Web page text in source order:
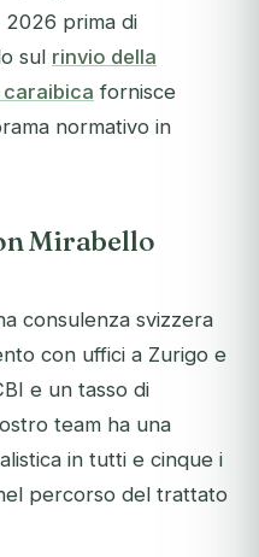
2026 prima di
sul rinvio della
caraibica fornisce
normativo in
Mirabello
consulenza svizzera
con uffici a Zurigo e
e un tasso di
team ha una
in tutti e cinque i
percorso del trattato